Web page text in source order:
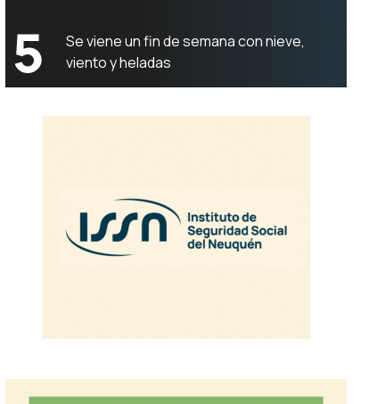
5
Se viene un fin de semana con nieve,
viento y heladas